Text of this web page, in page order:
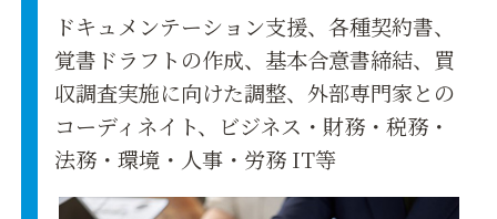
ドキュメンテーション支援、各種契約書、
覚書ドラフトの作成、基本合意書締結、買
収調査実施に向けた調整、外部専門家との
コーディネイト、ビジネス・財務・税務・
法務・環境・人事・労務 IT等